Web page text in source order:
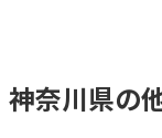
神奈川県の